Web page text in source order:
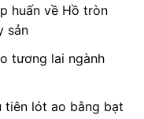
huấn về Hồ tròn
sản
tương lai ngành
tiên lót ao bằng bạt